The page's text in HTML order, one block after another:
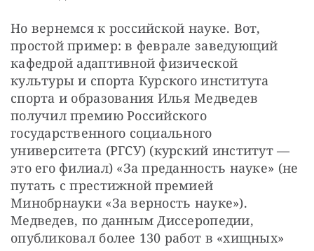
Но вернемся к российской науке. Вот,
простой пример: в феврале заведующий
кафедрой адаптивной физической
культуры и спорта Курского института
спорта и образования Илья Медведев
получил премию Российского
государственного социального
университета (РГСУ) (курский институт —
это его филиал) «За преданность науке» (не
путать с престижной премией
Минобрнауки «За верность науке»).
Медведев, по данным Диссеропедии,
опубликовал более 130 работ в «хищных»